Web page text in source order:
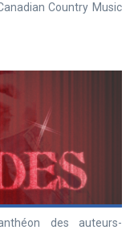
Country Music
des auteurs-